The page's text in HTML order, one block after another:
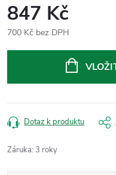
847 Kč
700 Kč bez DPH
Dotaz k produktu
Záruka: 3 roky